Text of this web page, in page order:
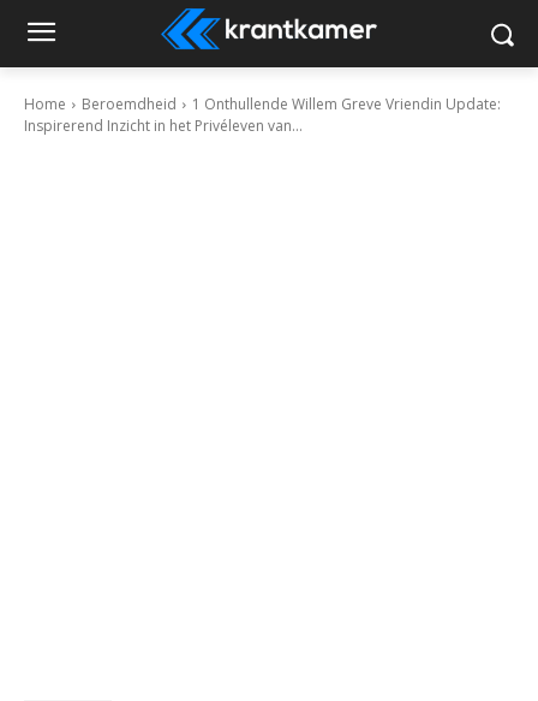
Home Beroemdheid
1 Onthullende Willem Greve Vriendin Update:
Inspirerend Inzicht in het Privéleven van...